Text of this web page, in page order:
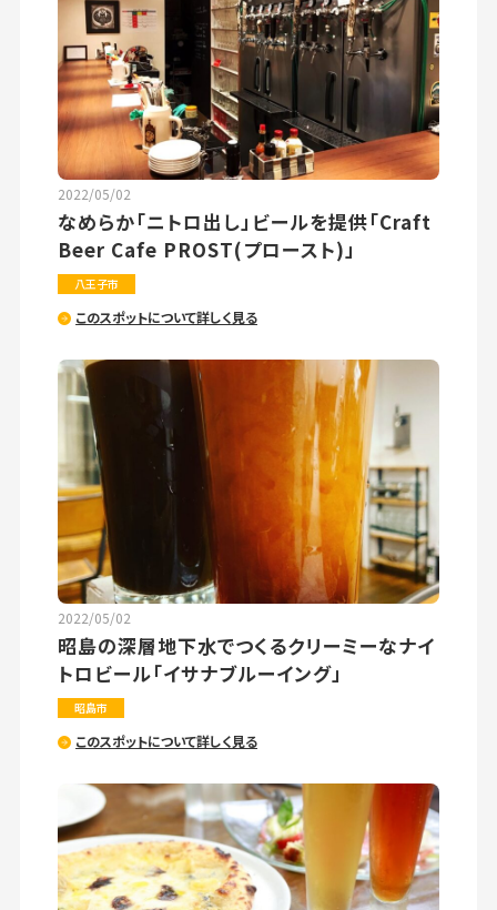
2022/05/02
なめらか「ニトロ出し」ビールを提供「Craft
Beer Cafe PROST(プロースト)」
八王子市
このスポットについて詳しく見る
2022/05/02
昭島の深層地下水でつくるクリーミーなナイ
トロビール「イサナブルーイング」
昭島市
このスポットについて詳しく見る